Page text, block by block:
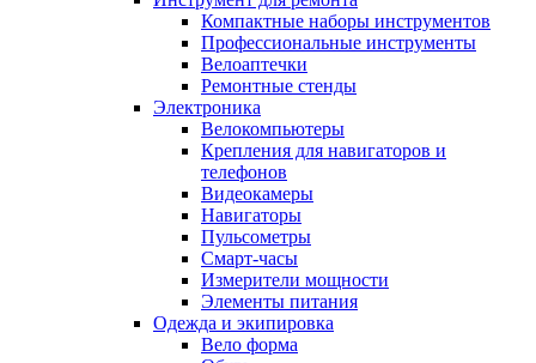
Компактные наборы инструментов
Профессиональные инструменты
Велоаптечки
Ремонтные стенды
Электроника
Велокомпьютеры
Крепления для навигаторов и
телефонов
Видеокамеры
Навигаторы
Пульсометры
Смарт-часы
Измерители мощности
Элементы питания
Одежда и экипировка
Вело форма